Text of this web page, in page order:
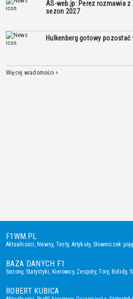
AS-web.jp: Perez rozmawia
sezon 2027
Hulkenberg gotowy
Więcej wiadomości >
F1WM.PL
Aktualności, Newsy, Testy, Artykuły, Słowniczek
BAZA DANYCH F1
Sezony, Statystyki, Kierowcy, Zespoły,Tory, Bolidy,
ROBERT KUBICA